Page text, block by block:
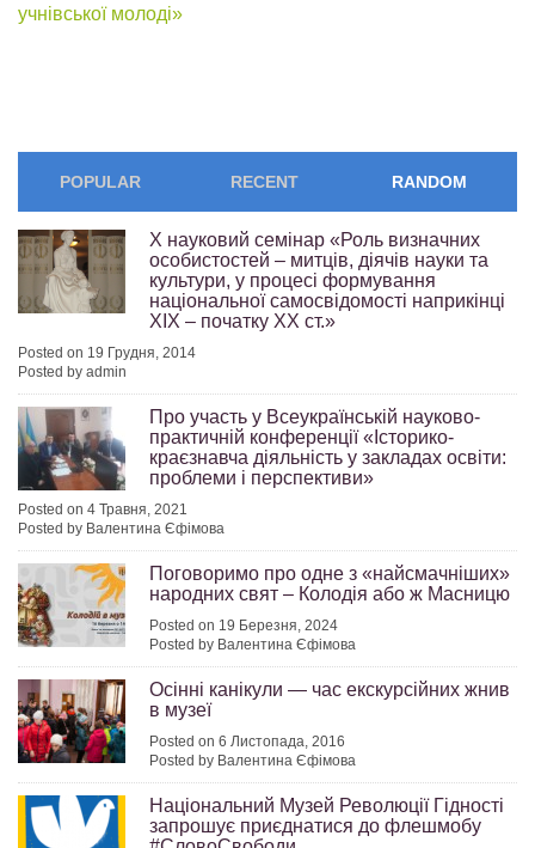
учнівської молоді»
POPULAR RECENT RANDOM
Х науковий семінар «Роль визначних
особистостей – митців, діячів науки та
культури, у процесі формування
національної самосвідомості наприкінці
ХІХ – початку ХХ ст.»
Posted on 19 Грудня, 2014
Posted by admin
Про участь у Всеукраїнській науково-
практичній конференції «Історико-
краєзнавча діяльність у закладах освіти:
проблеми і перспективи»
Posted on 4 Травня, 2021
Posted by Валентина Єфімова
Поговоримо про одне з «найсмачніших»
народних свят – Колодія або ж Масницю
Posted on 19 Березня, 2024
Posted by Валентина Єфімова
Осінні канікули — час екскурсійних жнив
в музеї
Posted on 6 Листопада, 2016
Posted by Валентина Єфімова
Національний Музей Революції Гідності
запрошує приєднатися до флешмобу